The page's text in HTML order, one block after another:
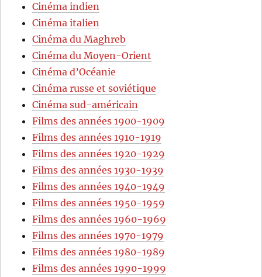
Cinéma indien
Cinéma italien
Cinéma du Maghreb
Cinéma du Moyen-Orient
Cinéma d’Océanie
Cinéma russe et soviétique
Cinéma sud-américain
Films des années 1900-1909
Films des années 1910-1919
Films des années 1920-1929
Films des années 1930-1939
Films des années 1940-1949
Films des années 1950-1959
Films des années 1960-1969
Films des années 1970-1979
Films des années 1980-1989
Films des années 1990-1999